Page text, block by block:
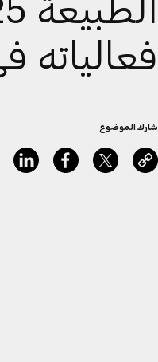
فعالياته
شارك الموضوع